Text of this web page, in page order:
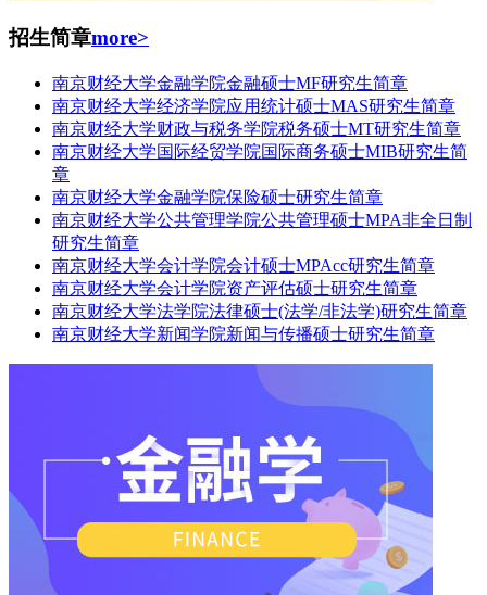
招生简章more>
南京财经大学金融学院金融硕士MF研究生简章
南京财经大学经济学院应用统计硕士MAS研究生简章
南京财经大学财政与税务学院税务硕士MT研究生简章
南京财经大学国际经贸学院国际商务硕士MIB研究生简
章
南京财经大学金融学院保险硕士研究生简章
南京财经大学公共管理学院公共管理硕士MPA非全日制
研究生简章
南京财经大学会计学院会计硕士MPAcc研究生简章
南京财经大学会计学院资产评估硕士研究生简章
南京财经大学法学院法律硕士(法学/非法学)研究生简章
南京财经大学新闻学院新闻与传播硕士研究生简章